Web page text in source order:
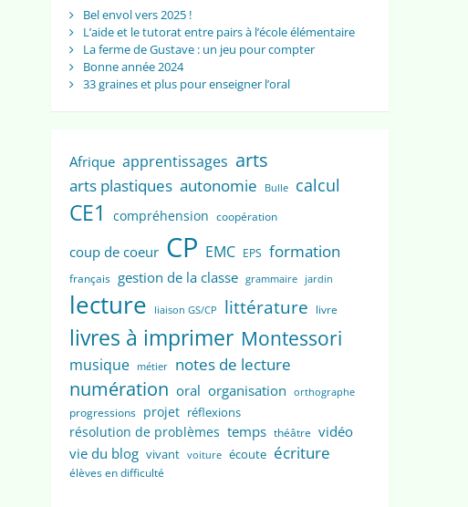
Bel envol vers 2025 !
L’aide et le tutorat entre pairs à l’école élémentaire
La ferme de Gustave : un jeu pour compter
Bonne année 2024
33 graines et plus pour enseigner l’oral
Afrique apprentissages arts
arts plastiques autonomie Bulle calcul
CE1 compréhension coopération
coup de coeur CP EMC EPS formation
français gestion de la classe grammaire jardin
lecture liaison GS/CP littérature livre
livres à imprimer Montessori
musique métier notes de lecture
numération oral organisation orthographe
progressions projet réflexions
résolution de problèmes temps théâtre vidéo
vie du blog vivant voiture écoute écriture
élèves en difficulté